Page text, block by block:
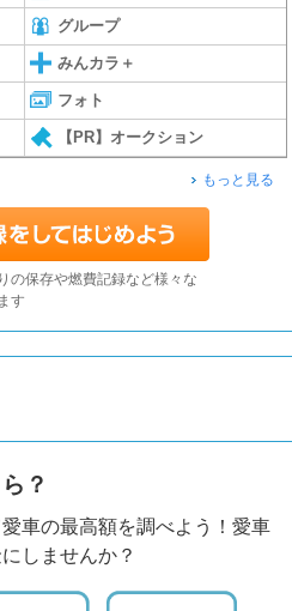
グループ
みんカラ＋
フォト
【PR】オークション
もっと見る
の保存や燃費記録など様々な
す
？
車の最高額を調べよう！愛車
しませんか？